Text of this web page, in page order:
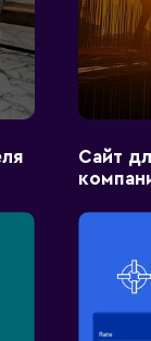
Сайт